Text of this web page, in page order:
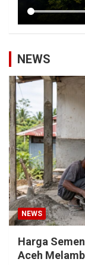
NEWS
NEWS
Harga
Aceh